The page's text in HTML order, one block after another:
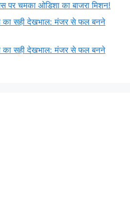
पर चमका ओडिशा का बाजरा मिशन!
सही देखभाल: मंजर से फल बनने
सही देखभाल: मंजर से फल बनने